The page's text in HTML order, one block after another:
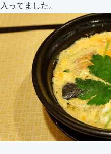
入ってました。